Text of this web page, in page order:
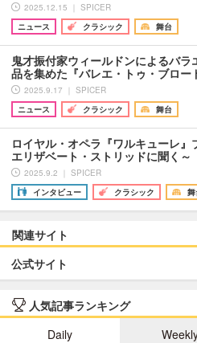
2025.12.15 ｜ SPICER
ニュース
クラシック 舞台
鬼才振付家ウィールドンによるバラ
品を集めた『バレエ・トゥ・ブロ
2025.9.17 ｜ SPICER
ニュース
クラシック 舞台
ロイヤル・オペラ『ワルキューレ』
エリザベート・ストリッドに聞く
2025.9.2 ｜ SPICER
インタビュー
クラシック
関連サイト
公式サイト
人気記事ランキング
Daily